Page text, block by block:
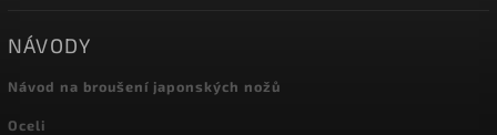
NÁVODY
Návod na broušení japonských nožů
Oceli